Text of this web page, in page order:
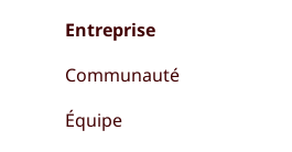
Entreprise
Communauté
Équipe